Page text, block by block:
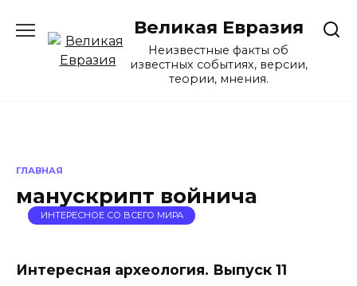
содержанию
Великая Евразия
Неизвестные факты об
известных событиях, версии,
теории, мнения.
ГЛАВНАЯ
манускрипт войнича
ИНТЕРЕСНОЕ СО ВСЕГО МИРА
Интересная археология. Выпуск 11